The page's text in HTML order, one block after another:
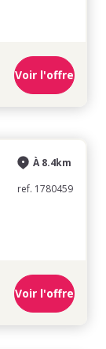
Voir l'offre
À 8.4km
ref. 1780459
Voir l'offre